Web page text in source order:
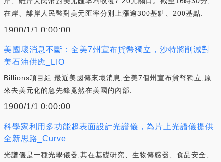
在岸、離岸人民幣對美元匯率分別上漲逾300基點、200基點.
1900/1/1 0:00:00
美國壞消息不斷：全美7州宣布貨幣獨立，沙特將削減對
美石油供應_LIO
Billions項目組 最近美國傳來壞消息,全美7個州宣布貨幣獨立,原
來去美元化的急先鋒竟然在美國的內部.
1900/1/1 0:00:00
科學家利用多功能超表面設計光譜儀，為片上光譜儀提供
全新思路_Curve
光譜儀是一種光學儀器,其在基礎研究、生物傳感器、食品安全、